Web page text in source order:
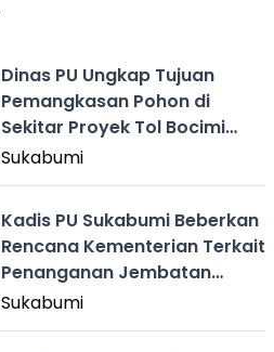
Dinas PU Ungkap Tujuan
Pemangkasan Pohon di
Sekitar Proyek Tol Bocimi
Seksi 3 Nagrak
Sukabumi
Kadis PU Sukabumi Beberkan
Rencana Kementerian Terkait
Penanganan Jembatan
Bojongkopo
Sukabumi